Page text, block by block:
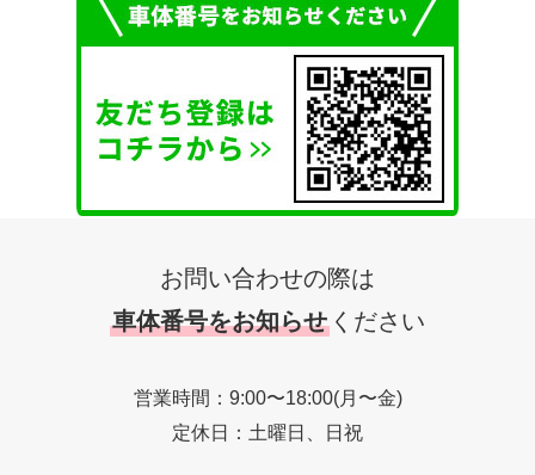
お問い合わせの際は
車体番号をお知らせ ください
営業時間：9:00〜18:00(月〜金)
定休日：土曜日、日祝